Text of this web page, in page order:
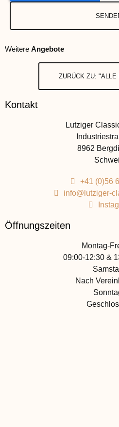
Weitere Angebote
ZURÜCK ZU: "ALLE
Kontakt
Lutziger
8962
+41 (0)56
info@lutziger-
Öffnungszeiten
Montag-
09:00-12:30 &
Nach